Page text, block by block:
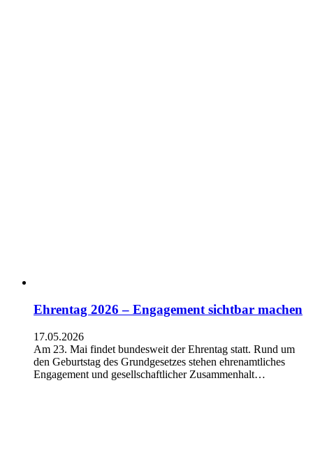
Ehrentag 2026 – Engagement sichtbar machen
17.05.2026
Am 23. Mai findet bundesweit der Ehrentag statt. Rund um
den Geburtstag des Grundgesetzes stehen ehrenamtliches
Engagement und gesellschaftlicher Zusammenhalt…